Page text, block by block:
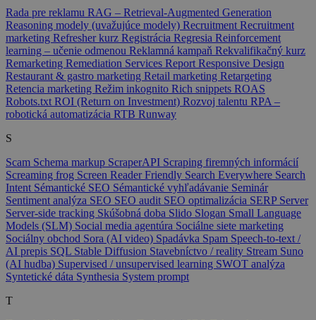
Rada pre reklamu RAG – Retrieval-Augmented Generation
Reasoning modely (uvažujúce modely) Recruitment Recruitment
marketing Refresher kurz Registrácia Regresia Reinforcement
learning – učenie odmenou Reklamná kampaň Rekvalifikačný kurz
Remarketing Remediation Services Report Responsive Design
Restaurant & gastro marketing Retail marketing Retargeting
Retencia marketing Režim inkognito Rich snippets ROAS
Robots.txt ROI (Return on Investment) Rozvoj talentu RPA –
robotická automatizácia RTB Runway
S
Scam Schema markup ScraperAPI Scraping firemných informácií
Screaming frog Screen Reader Friendly Search Everywhere Search
Intent Sémantické SEO Sémantické vyhľadávanie Seminár
Sentiment analýza SEO SEO audit SEO optimalizácia SERP Server
Server-side tracking Skúšobná doba Slido Slogan Small Language
Models (SLM) Social media agentúra Sociálne siete marketing
Sociálny obchod Sora (AI video) Spadávka Spam Speech-to-text /
AI prepis SQL Stable Diffusion Stavebníctvo / reality Stream Suno
(AI hudba) Supervised / unsupervised learning SWOT analýza
Syntetické dáta Synthesia System prompt
T